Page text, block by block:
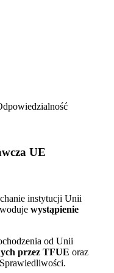
UE
instytucji Unii
wystąpienie
od Unii
przez TFUE oraz